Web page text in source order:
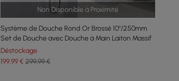
Non Disponible à Proximité
Système de Douche Rond Or Brossé 10"/250mm
Set de Douche avec Douche à Main Laiton Massif
Déstockage
199,99€ 299,99 €